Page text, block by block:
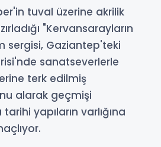
tuval üzerine akrilik
"Kervansarayların
sergisi, Gaziantep'teki
sanatseverlerle
terk edilmiş
alarak geçmişi
yapıların varlığına